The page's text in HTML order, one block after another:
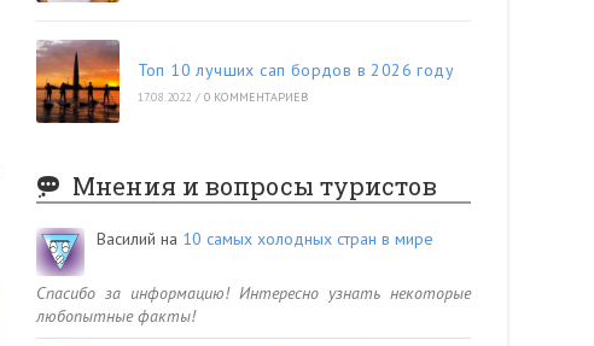
Топ 10 лучших сап бордов в 2026 году
17.08.2022 / 0 КОММЕНТАРИЕВ
Мнения и вопросы туристов
Василий на 10 самых холодных стран в мире
Спасибо за информацию! Интересно узнать некоторые
любопытные факты!